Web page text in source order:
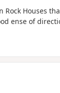
Houses
ense of